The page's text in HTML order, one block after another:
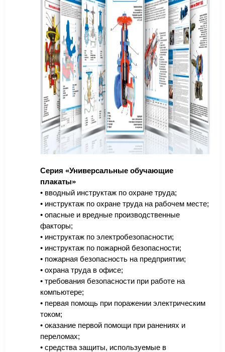
Серия «Универсальные обучающие
плакаты»
• вводный инструктаж по охране труда;
• инструктаж по охране труда на рабочем месте;
• опасные и вредные производственные
факторы;
• инструктаж по электробезопасности;
• инструктаж по пожарной безопасности;
• пожарная безопасность на предприятии;
• охрана труда в офисе;
• требования безопасности при работе на
компьютере;
• первая помощь при поражении электрическим
током;
• оказание первой помощи при ранениях и
переломах;
• средства защиты, используемые в